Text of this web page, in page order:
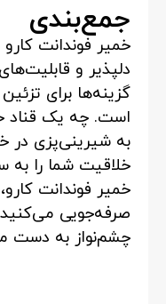
جمع‌بندی
خمیر فوندانت کارو
دلپذیر و
گزینه‌ها برای
است. چه یک قناد
به شیرینی‌پزی در
خلاقیت شما را به
خمیر فوندانت
صرفه‌جویی
چشم‌نواز به دست